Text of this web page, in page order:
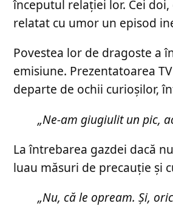
începutul relației lor. Cei
relatat cu umor un episod
Povestea lor de dragoste a
emisiune. Prezentatoarea
departe de ochii curioșilor,
„Ne-am giugiulit un pic,
La întrebarea gazdei dacă
luau măsuri de precauție și
„Nu, că le opream. Și,